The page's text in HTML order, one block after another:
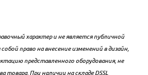
характер и не является публичной
право на внесение изменений в дизайн,
представленного оборудования, не
При наличии на складе DSSL